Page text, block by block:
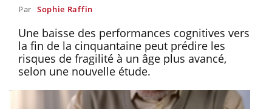
Par Sophie Raffin
Une baisse des performances cognitives vers
la fin de la cinquantaine peut prédire les
risques de fragilité à un âge plus avancé,
selon une nouvelle étude.